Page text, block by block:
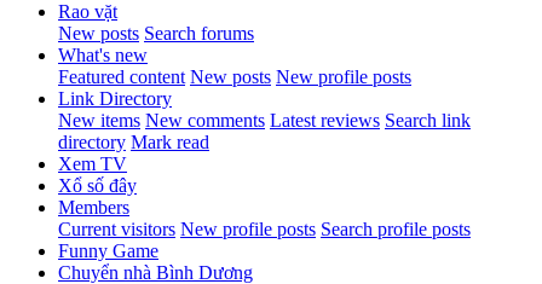
Rao vặt
New posts Search forums
What's new
Featured content New posts New profile posts
Link Directory
New items New comments Latest reviews Search link
directory Mark read
Xem TV
Xổ số đây
Members
Current visitors New profile posts Search profile posts
Funny Game
Chuyển nhà Bình Dương